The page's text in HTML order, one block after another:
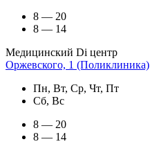
8 — 20
8 — 14
Медицинский Di центр
Оржевского, 1 (Поликлиника)
Пн, Вт, Ср, Чт, Пт
Сб, Вс
8 — 20
8 — 14